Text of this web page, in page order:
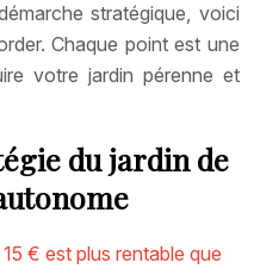
stratégique, voici
Chaque point est une
votre jardin pérenne et
du jardin de
€ est plus rentable que